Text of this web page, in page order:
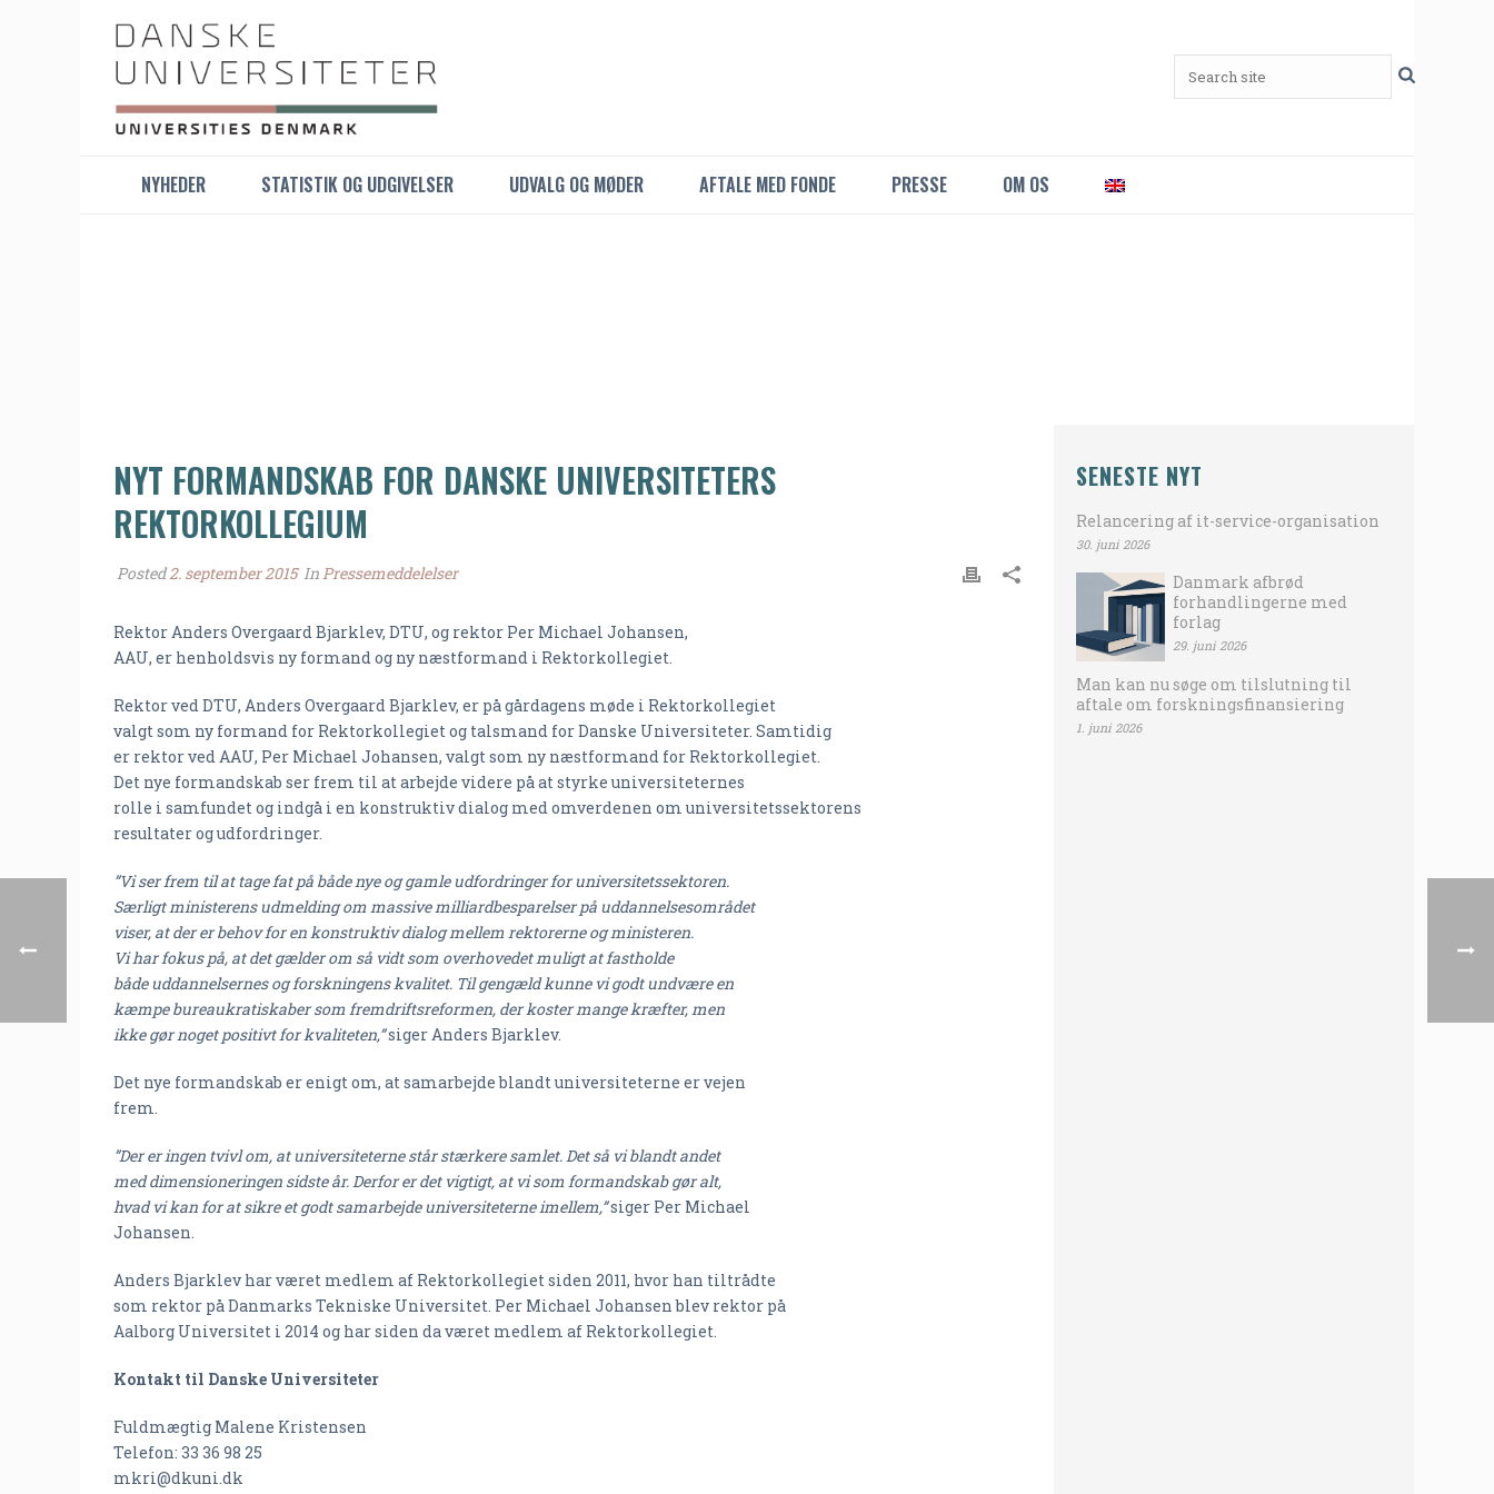
NYHEDER STATISTIK OG UDGIVELSER UDVALG OG MØDER AFTALE MED FONDE PRESSE OM OS
NYT FORMANDSKAB FOR DANSKE UNIVERSITETERS
REKTORKOLLEGIUM
Posted2. september 2015 InPressemeddelelser
Rektor Anders Overgaard Bjarklev, DTU, og rektor Per Michael Johansen,
AAU, er henholdsvis ny formand og ny næstformand i Rektorkollegiet.
Rektor ved DTU, Anders Overgaard Bjarklev, er på gårdagens møde i Rektorkollegiet
valgt som ny formand for Rektorkollegiet og talsmand for Danske Universiteter. Samtidig
er rektor ved AAU, Per Michael Johansen, valgt som ny næstformand for Rektorkollegiet.
Det nye formandskab ser frem til at arbejde videre på at styrke universiteternes
rolle i samfundet og indgå i en konstruktiv dialog med omverdenen om universitetssektorens
resultater og udfordringer.
”Vi ser frem til at tage fat på både nye og gamle udfordringer for universitetssektoren.
Særligt ministerens udmelding om massive milliardbesparelser på uddannelsesområdet
viser, at der er behov for en konstruktiv dialog mellem rektorerne og ministeren.
Vi har fokus på, at det gælder om så vidt som overhovedet muligt at fastholde
både uddannelsernes og forskningens kvalitet. Til gengæld kunne vi godt undvære en
kæmpe bureaukratiskaber som fremdriftsreformen, der koster mange kræfter, men
ikke gør noget positivt for kvaliteten,”siger Anders Bjarklev.
Det nye formandskab er enigt om, at samarbejde blandt universiteterne er vejen
frem.
”Der er ingen tvivl om, at universiteterne står stærkere samlet. Det så vi blandt andet
med dimensioneringen sidste år. Derfor er det vigtigt, at vi som formandskab gør alt,
hvad vi kan for at sikre et godt samarbejde universiteterne imellem,”siger Per Michael
Johansen.
Anders Bjarklev har været medlem af Rektorkollegiet siden 2011, hvor han tiltrådte
som rektor på Danmarks Tekniske Universitet. Per Michael Johansen blev rektor på
Aalborg Universitet i 2014 og har siden da været medlem af Rektorkollegiet.
Kontakt til Danske Universiteter
Fuldmægtig Malene Kristensen
Telefon: 33 36 98 25
mkri@dkuni.dk
SENESTE NYT
Relancering af it-service-organisation
30. juni 2026
Danmark afbrød
forhandlingerne med
forlag
29. juni 2026
Man kan nu søge om tilslutning til
aftale om forskningsfinansiering
1. juni 2026